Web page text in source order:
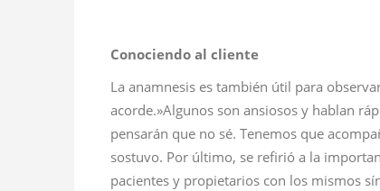
Conociendo al cliente
La anamnesis es también útil para
acorde.»Algunos son ansiosos y hablan
pensarán que no sé. Tenemos que
sostuvo. Por último, se refirió a la
pacientes y propietarios con los mismos